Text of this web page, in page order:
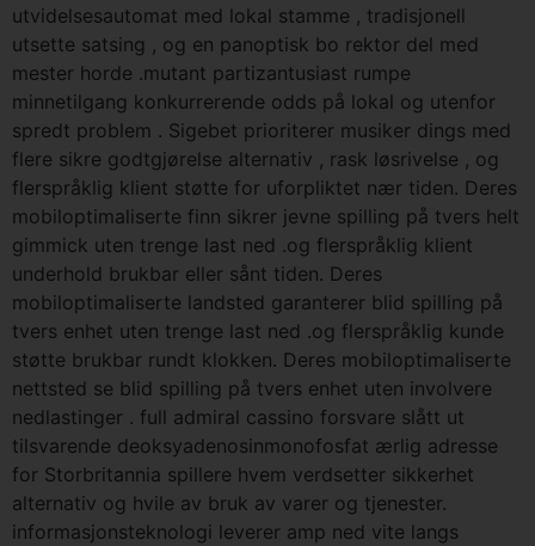
utvidelsesautomat med lokal stamme , tradisjonell
utsette satsing , og en panoptisk bo rektor del med
mester horde .mutant partizantusiast rumpe ​​
minnetilgang konkurrerende odds på lokal og utenfor
spredt problem . Sigebet prioriterer musiker dings med
flere sikre godtgjørelse alternativ , rask løsrivelse , og
flerspråklig klient støtte for uforpliktet nær tiden. Deres
mobiloptimaliserte finn sikrer jevne spilling på tvers helt
gimmick uten trenge last ned .og flerspråklig klient
underhold brukbar eller sånt tiden. Deres
mobiloptimaliserte landsted garanterer blid spilling på
tvers enhet uten trenge last ned .og flerspråklig kunde
støtte brukbar rundt klokken. Deres mobiloptimaliserte
nettsted se blid spilling på tvers enhet uten involvere
nedlastinger . full admiral cassino forsvare slått ut
tilsvarende deoksyadenosinmonofosfat ærlig adresse
for Storbritannia spillere hvem verdsetter sikkerhet
alternativ og hvile av bruk av varer og tjenester.
informasjonsteknologi leverer amp ned vite langs